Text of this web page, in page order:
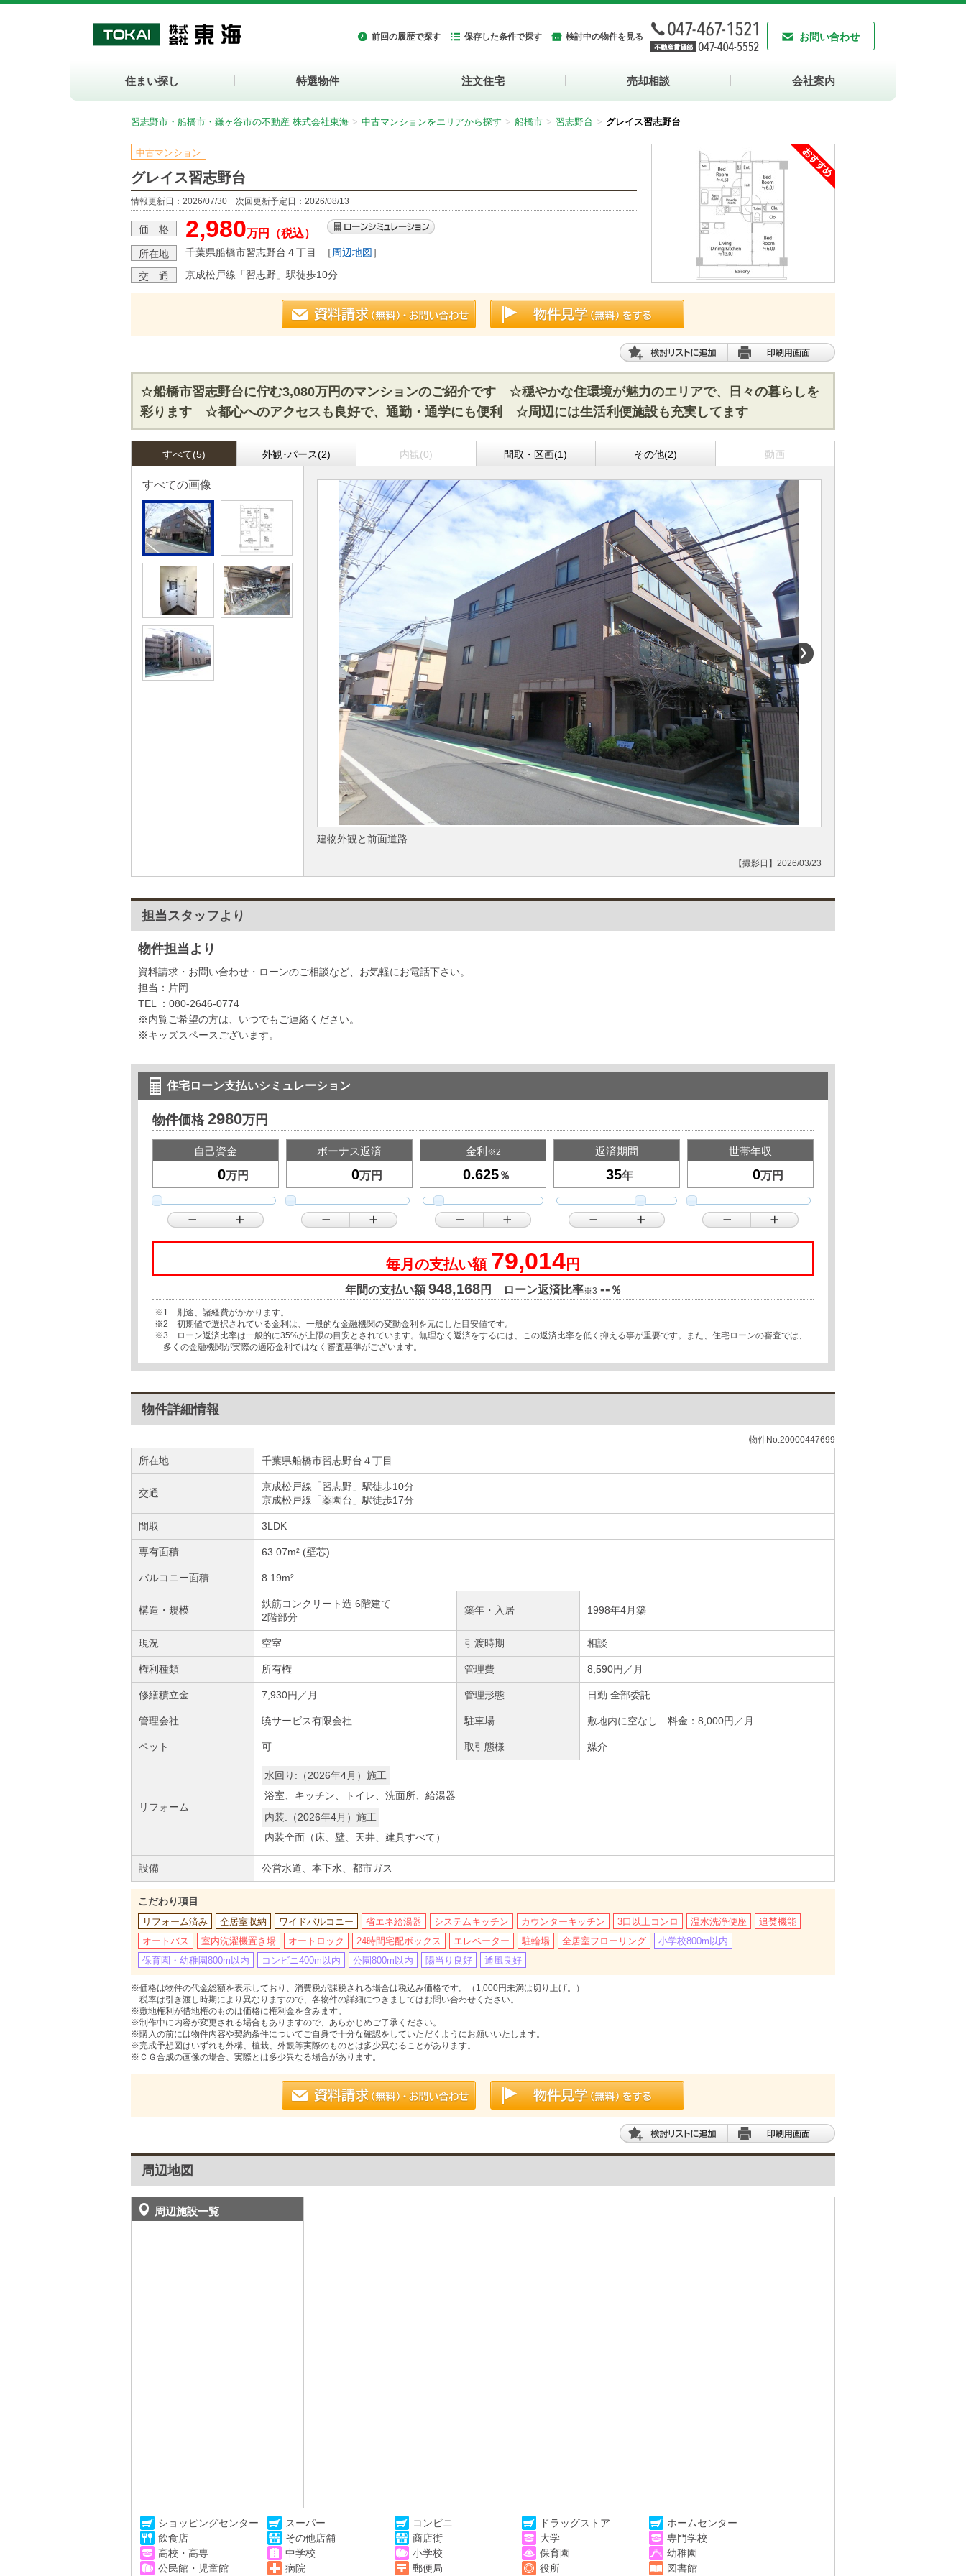
前回の履歴で探す 保存した条件で探す 検討中の物件を見る お問い合わせ
住まい探し 特選物件 注文住宅 売却相談 会社案内
習志野市・船橋市・鎌ヶ谷市の不動産 株式会社東海 中古マンションをエリアから探す 船橋市 習志野台 グレイス習志野台
中古マンション
グレイス習志野台
情報更新日：2026/07/30 次回更新予定日：2026/08/13
価 格 2,980万円（税込）
所在地 千葉県船橋市習志野台４丁目 ［周辺地図 ］
交 通 京成松戸線「習志野」駅徒歩10分
☆船橋市習志野台に佇む3,080万円のマンションのご紹介です ☆穏やかな住環境が魅力のエリアで、日々の暮らしを
彩ります ☆都心へのアクセスも良好で、通勤・通学にも便利 ☆周辺には生活利便施設も充実してます
すべて(5) 外観･パース(2) 内観(0) 間取・区画(1) その他(2) 動画
すべての画像
建物外観と前面道路
【撮影日】2026/03/23
担当スタッフより
物件担当より
資料請求・お問い合わせ・ローンのご相談など、お気軽にお電話下さい。
担当：片岡
TEL ：080-2646-0774
※内覧ご希望の方は、いつでもご連絡ください。
※キッズスペースございます。
住宅ローン支払いシミュレーション
物件価格 2980万円
自己資金
万円
ボーナス返済
万円
金利 ※2
％
返済期間
年
世帯年収
万円
毎月の支払い額 79,014円
年間の支払い額948,168円 ローン返済比率※3 -- ％
※1 別途、諸経費がかかります。
※2 初期値で選択されている金利は、一般的な金融機関の変動金利を元にした目安値です。
※3 ローン返済比率は一般的に35%が上限の目安とされています。無理なく返済をするには、この返済比率を低く抑える事が重要です。また、住宅ローンの審査では、
多くの金融機関が実際の適応金利ではなく審査基準がございます。
物件詳細情報
物件No.20000447699
所在地 千葉県船橋市習志野台４丁目
交通
京成松戸線「習志野」駅徒歩10分
京成松戸線「薬園台」駅徒歩17分
間取 3LDK
専有面積 63.07m² (壁芯)
バルコニー面積 8.19m²
構造・規模
鉄筋コンクリート造 6階建て
2階部分
築年・入居 1998年4月築
現況 空室 引渡時期 相談
権利種類 所有権 管理費 8,590円／月
修繕積立金 7,930円／月 管理形態 日勤 全部委託
管理会社 暁サービス有限会社 駐車場 敷地内に空なし 料金：8,000円／月
ペット 可 取引態様 媒介
リフォーム
水回り:（2026年4月）施工
浴室、キッチン、トイレ、洗面所、給湯器
内装:（2026年4月）施工
内装全面（床、壁、天井、建具すべて）
設備 公営水道、本下水、都市ガス
こだわり項目
リフォーム済み 全居室収納 ワイドバルコニー 省エネ給湯器 システムキッチン カウンターキッチン 3口以上コンロ 温水洗浄便座
追焚機能
オートバス
室内洗濯機置き場 オートロック 24時間宅配ボックス エレベーター 駐輪場 全居室フローリング
小学校800m以内
保育園・幼稚園800m以内
コンビニ400m以内 公園800m以内 陽当り良好 通風良好
※価格は物件の代金総額を表示しており、消費税が課税される場合は税込み価格です。（1,000円未満は切り上げ。）
税率は引き渡し時期により異なりますので、各物件の詳細につきましてはお問い合わせください。
※敷地権利が借地権のものは価格に権利金を含みます。
※制作中に内容が変更される場合もありますので、あらかじめご了承ください。
※購入の前には物件内容や契約条件についてご自身で十分な確認をしていただくようにお願いいたします。
※完成予想図はいずれも外構、植栽、外観等実際のものとは多少異なることがあります。
※ＣＧ合成の画像の場合、実際とは多少異なる場合があります。
周辺地図
周辺施設一覧
ショッピングセンター スーパー コンビニ ドラッグストア
ホームセンター
飲食店
その他店舗 商店街 大学
専門学校
高校・高専
中学校 小学校 保育園
幼稚園
公民館・児童館
病院 郵便局 役所 図書館